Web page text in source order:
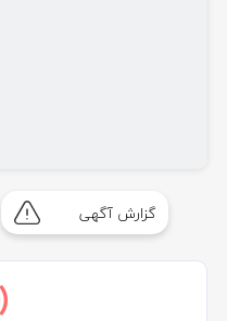
گزارش آگهی